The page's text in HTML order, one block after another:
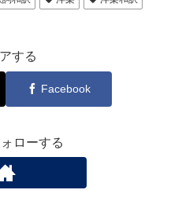
する
Facebook
ローする